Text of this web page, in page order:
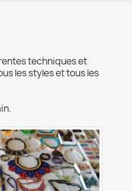
techniques et
les styles et tous les